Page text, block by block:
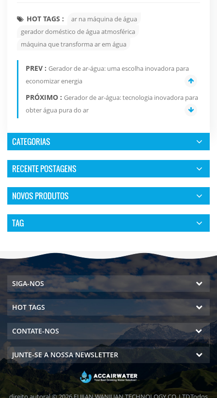
HOT TAGS :
ar na máquina de água
gerador doméstico de água atmosférica
máquina que transforma ar em água
PREV : Gerador de ar-água: uma escolha inovadora para
economizar energia
PRÓXIMO : Gerador de ar-água: tecnologia inovadora para
obter água pura do ar
CATEGORIAS
RECENTE POSTAGENS
NOVOS PRODUTOS
TAG
SIGA-NOS
HOT TAGS
CONTATE-NOS
JUNTE-SE A NOSSA NEWSLETTER